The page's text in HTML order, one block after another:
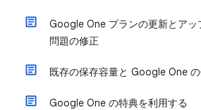
Google One プランの更新とアッ
問題の修正
既存の保存容量と Google One
Google One の特典を利用する